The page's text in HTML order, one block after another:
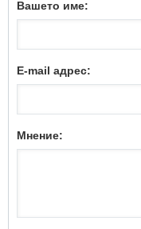
Вашето име:
E-mail адрес:
Мнение: